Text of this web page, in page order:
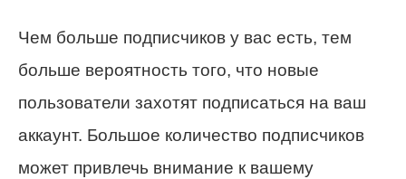
Чем больше подписчиков у вас есть, тем
больше вероятность того, что новые
пользователи захотят подписаться на ваш
аккаунт. Большое количество подписчиков
может привлечь внимание к вашему